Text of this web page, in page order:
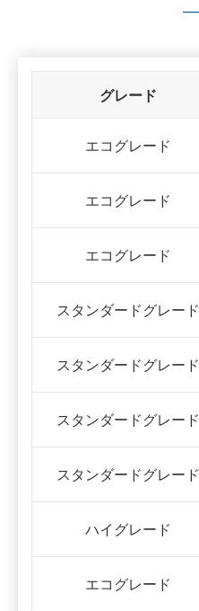
グレード
エコグレード
エコグレード
エコグレード
スタンダードグレード
スタンダードグレード
スタンダードグレード
スタンダードグレード
ハイグレード
エコグレード